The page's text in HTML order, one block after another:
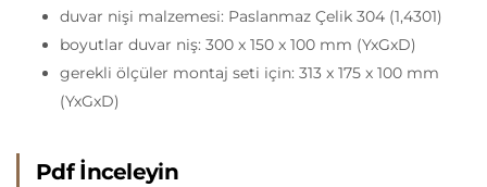
duvar nişi malzemesi: Paslanmaz Çelik 304 (1,4301)
boyutlar duvar niş: 300 x 150 x 100 mm (YxGxD)
gerekli ölçüler montaj seti için: 313 x 175 x 100 mm
(YxGxD)
Pdf İnceleyin